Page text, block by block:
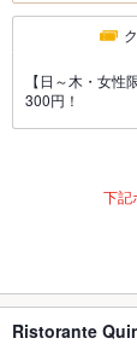
【日～木・女
300円！
下記
Ristorante